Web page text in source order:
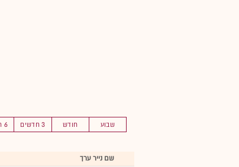
שבוע חודש 3 חדשים 6 חדשים
שם נייר ערך